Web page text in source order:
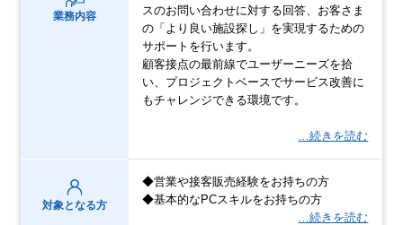
業務内容
スのお問い合わせに対する回答、お客さま
の「より良い施設探し」を実現するための
サポートを行います。
顧客接点の最前線でユーザーニーズを拾
い、プロジェクトベースでサービス改善に
もチャレンジできる環境です。
…続きを読む
対象となる方
◆営業や接客販売経験をお持ちの方
◆基本的なPCスキルをお持ちの方
…続きを読む